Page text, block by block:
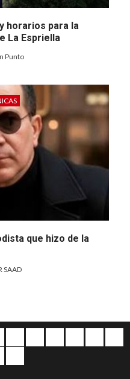
horarios para la
La Espriella
Punto
que hizo de la
SAAD